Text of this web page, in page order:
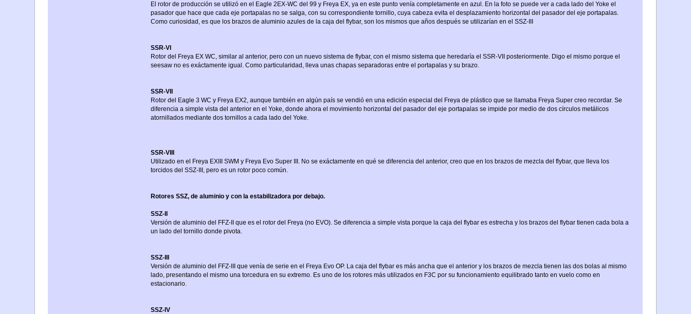
El rotor de producción se utilizó en el Eagle 2EX-WC del 99 y Freya EX, ya en este punto venía completamente en azul. En la foto se puede ver a cada lado del Yoke el
pasador que hace que cada eje portapalas no se salga, con su correspondiente tornillo, cuya cabeza evita el desplazamiento horizontal del pasador del eje portapalas.
Como curiosidad, es que los brazos de aluminio azules de la caja del flybar, son los mismos que años después se utilizarían en el SSZ-III
SSR-VI
Rotor del Freya EX WC, similar al anterior, pero con un nuevo sistema de flybar, con el mismo sistema que heredaría el SSR-VII posteriormente. Digo el mismo porque el
seesaw no es exáctamente igual. Como particularidad, lleva unas chapas separadoras entre el portapalas y su brazo.
SSR-VII
Rotor del Eagle 3 WC y Freya EX2, aunque también en algún país se vendió en una edición especial del Freya de plástico que se llamaba Freya Super creo recordar. Se
diferencia a simple vista del anterior en el Yoke, donde ahora el movimiento horizontal del pasador del eje portapalas se impide por medio de dos círculos metálicos
atornillados mediante dos tornillos a cada lado del Yoke.
SSR-VIII
Utilizado en el Freya EXIII SWM y Freya Evo Super III. No se exáctamente en qué se diferencia del anterior, creo que en los brazos de mezcla del flybar, que lleva los
torcidos del SSZ-III, pero es un rotor poco común.
Rotores SSZ, de aluminio y con la estabilizadora por debajo.
SSZ-II
Versión de aluminio del FFZ-II que es el rotor del Freya (no EVO). Se diferencia a simple vista porque la caja del flybar es estrecha y los brazos del flybar tienen cada bola a
un lado del tornillo donde pivota.
SSZ-III
Versión de aluminio del FFZ-III que venía de serie en el Freya Evo OP. La caja del flybar es más ancha que el anterior y los brazos de mezcla tienen las dos bolas al mismo
lado, presentando el mismo una torcedura en su extremo. Es uno de los rotores más utilizados en F3C por su funcionamiento equilibrado tanto en vuelo como en
estacionario.
SSZ-IV